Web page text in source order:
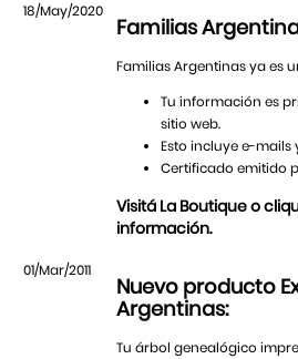
18/May/2020
Familias
Familias Argentinas ya es
Tu información es
sitio web.
Esto incluye e-mails
Certificado emitido
Visitá La Boutique o
información.
01/Mar/2011
Nuevo producto
Argentinas:
Tu árbol genealógico